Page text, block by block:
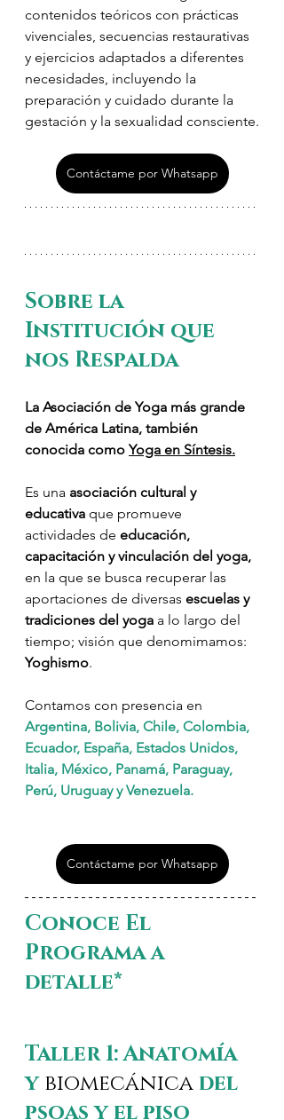
contenidos teóricos con prácticas
vivenciales, secuencias restaurativas
y ejercicios adaptados a diferentes
necesidades, incluyendo la
preparación y cuidado durante la
gestación y la sexualidad consciente.
Contáctame por Whatsapp
Sobre la
Institución que
nos Respalda
La Asociación de Yoga más grande
de América Latina, también
conocida como Yoga en Síntesis.
Es una asociación cultural y
educativa que promueve
actividades de educación,
capacitación y vinculación del yoga,
en la que se busca recuperar las
aportaciones de diversas escuelas y
tradiciones del yoga a lo largo del
tiempo; visión que denomimamos:
Yoghismo.
Contamos con presencia en
Argentina, Bolivia, Chile, Colombia,
Ecuador, España, Estados Unidos,
Italia, México, Panamá, Paraguay,
Perú, Uruguay y Venezuela.
Contáctame por Whatsapp
Conoce El
Programa a
detalle*
Taller 1: Anatomía
y biomecánica del
psoas y el piso